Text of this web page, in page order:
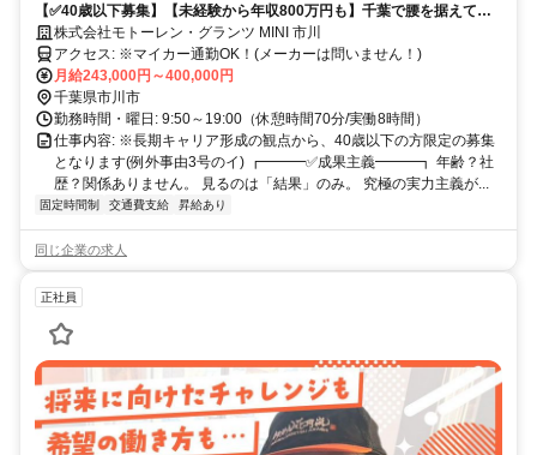
【✅40歳以下募集】【未経験から年収800万円も】千葉で腰を据えて働
く/年間休日115日/転勤なし/飛び込みなし
株式会社モトーレン・グランツ MINI 市川
アクセス: ※マイカー通勤OK！(メーカーは問いません！)
月給243,000円～400,000円
千葉県市川市
勤務時間・曜日: 9:50～19:00（休憩時間70分/実働8時間）
仕事内容: ※長期キャリア形成の観点から、40歳以下の方限定の募集
となります(例外事由3号のイ) ┏━━━✅成果主義━━━┓ 年齢？社
歴？関係ありません。 見るのは「結果」のみ。 究極の実力主義が...
固定時間制 交通費支給 昇給あり
同じ企業の求人
正社員